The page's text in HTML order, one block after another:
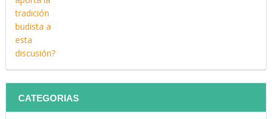
CATEGORIAS